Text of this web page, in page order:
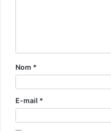
Nom *
E-mail *